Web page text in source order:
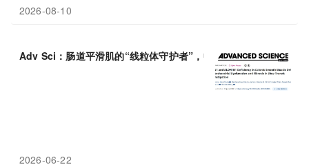
2026-08-10
Adv Sci：肠道平滑肌的“线粒体守护者”，中国学者发现BIN1与
2026-06-22